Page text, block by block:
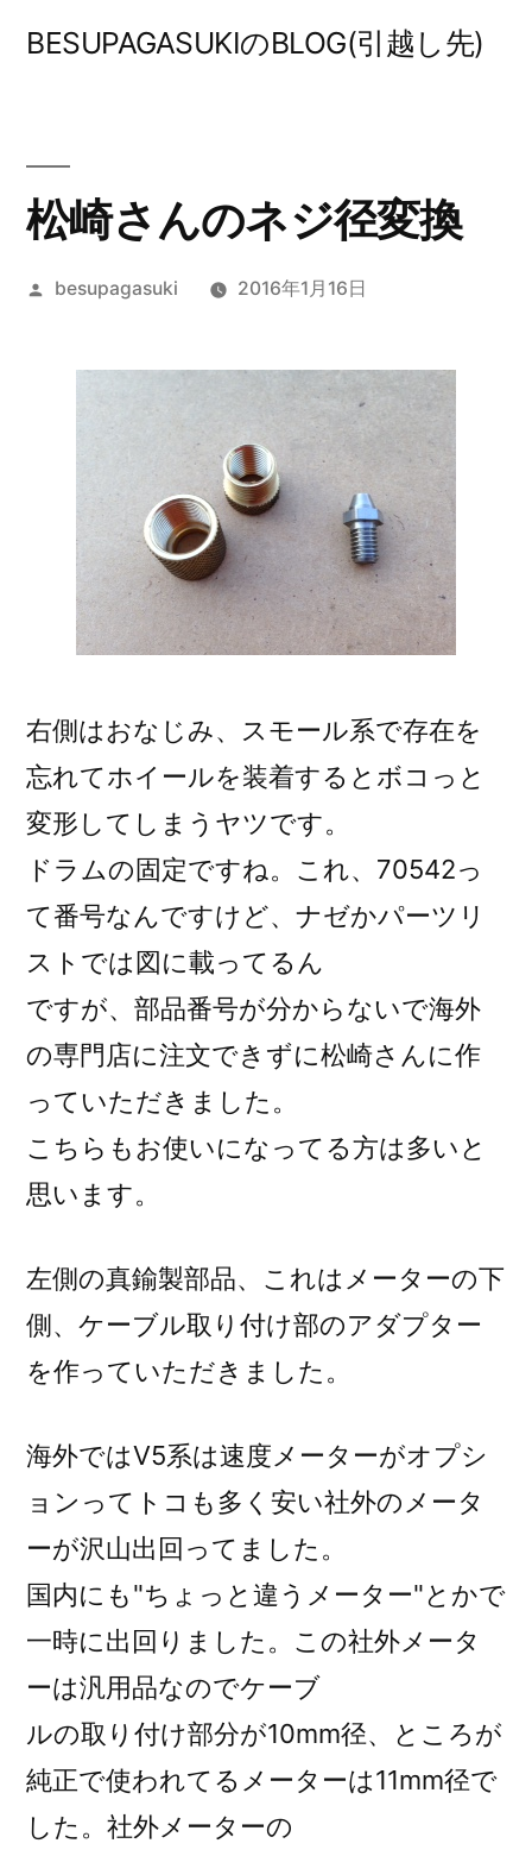
BESUPAGASUKIのBLOG(引越し先)
松崎さんのネジ径変換
投
besupagasuki 2016年1月16日
右側はおなじみ、スモール系で存在を
忘れてホイールを装着するとボコっと
変形してしまうヤツです。
ドラムの固定ですね。これ、70542っ
て番号なんですけど、ナゼかパーツリ
ストでは図に載ってるん
ですが、部品番号が分からないで海外
の専門店に注文できずに松崎さんに作
っていただきました。
こちらもお使いになってる方は多いと
思います。
左側の真鍮製部品、これはメーターの下
側、ケーブル取り付け部のアダプター
を作っていただきました。
海外ではV5系は速度メーターがオプシ
ョンってトコも多く安い社外のメータ
ーが沢山出回ってました。
国内にも"ちょっと違うメーター"とかで
一時に出回りました。この社外メータ
ーは汎用品なのでケーブ
ルの取り付け部分が10mm径、ところが
純正で使われてるメーターは11mm径で
した。社外メーターの